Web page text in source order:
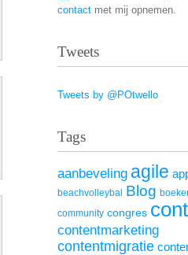
contact met mij opnemen.
Tweets
Tweets by @POtwello
Tags
aanbeveling agile
beachvolleybal Blog
community congres
contentmarketing
contentmigratie